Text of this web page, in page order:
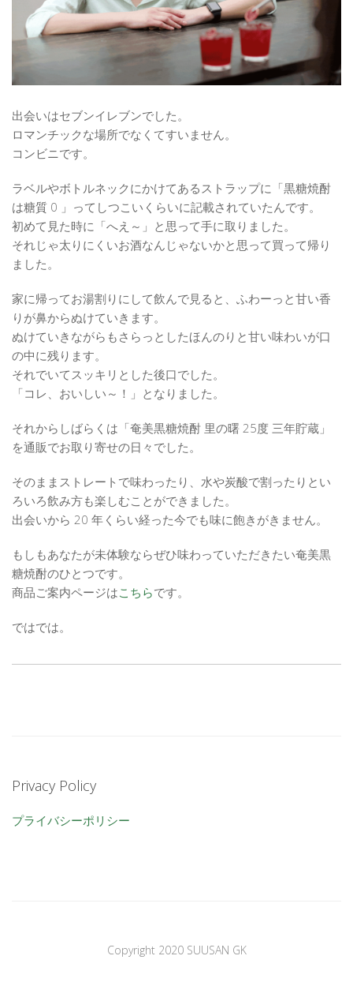
出会いはセブンイレブンでした。
ロマンチックな場所でなくてすいません。
コンビニです。
ラベルやボトルネックにかけてあるストラップに「黒糖焼酎
は糖質 0 」ってしつこいくらいに記載されていたんです。
初めて見た時に「へえ～」と思って手に取りました。
それじゃ太りにくいお酒なんじゃないかと思って買って帰り
ました。
家に帰ってお湯割りにして飲んで見ると、ふわーっと甘い香
りが鼻からぬけていきます。
ぬけていきながらもさらっとしたほんのりと甘い味わいが口
の中に残ります。
それでいてスッキリとした後口でした。
「コレ、おいしい～！」となりました。
それからしばらくは「奄美黒糖焼酎 里の曙 25度 三年貯蔵」
を通販でお取り寄せの日々でした。
そのままストレートで味わったり、水や炭酸で割ったりとい
ろいろ飲み方も楽しむことができました。
出会いから 20 年くらい経った今でも味に飽きがきません。
もしもあなたが未体験ならぜひ味わっていただきたい奄美黒
糖焼酎のひとつです。
商品ご案内ページはこちらです。
ではでは。
Privacy Policy
プライバシーポリシー
Copyright 2020 SUUSAN GK